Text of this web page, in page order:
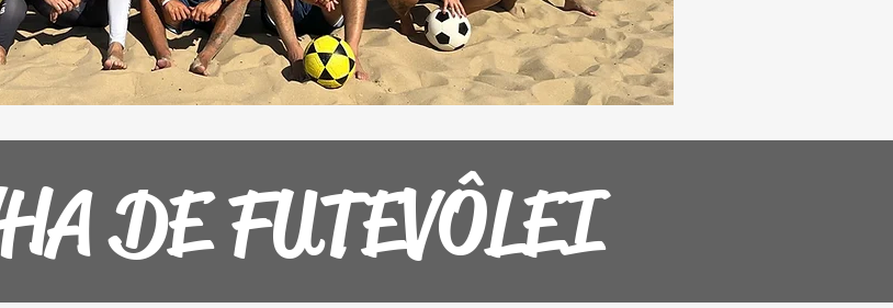
DE FUTEVÔLEI